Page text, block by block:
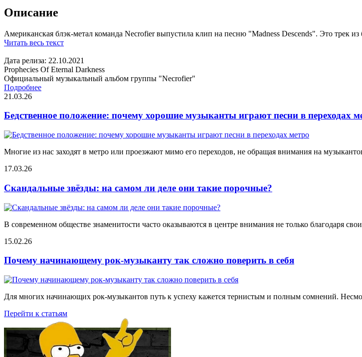
Описание
Американская блэк-метал команда Necrofier выпустила клип на песню "Madness Descends". Это трек
Читать весь текст
Дата релиза: 22.10.2021
Prophecies Of Eternal Darkness
Официальный музыкальный альбом группы "Necrofier"
Подробнее
21.03.26
Бедственное положение: почему хорошие музыканты играют песни в переходах
Многие из нас заходят в метро или проезжают мимо его переходов, не обращая внимания на
17.03.26
Скандальные звёзды: на самом ли деле они такие порочные?
В современном обществе знаменитости часто оказываются в центре внимания не только благодаря
15.02.26
Почему начинающему рок-музыканту так сложно поверить в себя
Для многих начинающих рок-музыкантов путь к успеху кажется тернистым и полным сомнений.
Перейти к статьям